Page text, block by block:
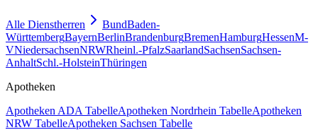
Alle Dienstherren BundBaden-
WürttembergBayernBerlinBrandenburgBremenHamburgHessenM-
VNiedersachsenNRWRheinl.-PfalzSaarlandSachsenSachsen-
AnhaltSchl.-HolsteinThüringen
Apotheken
Apotheken ADA TabelleApotheken Nordrhein TabelleApotheken
NRW TabelleApotheken Sachsen Tabelle